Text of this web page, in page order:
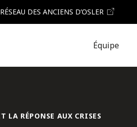
RÉSEAU DES ANCIENS D’OSLER
Équipe
LA RÉPONSE AUX CRISES